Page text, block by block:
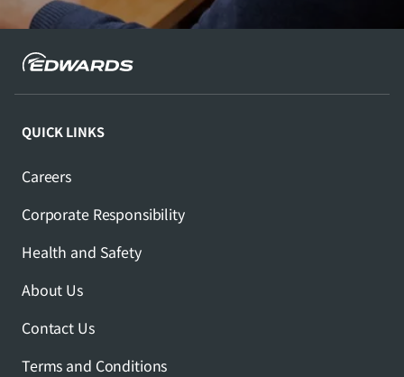
QUICK LINKS
Careers
Corporate Responsibility
Health and Safety
About Us
Contact Us
Terms and Conditions